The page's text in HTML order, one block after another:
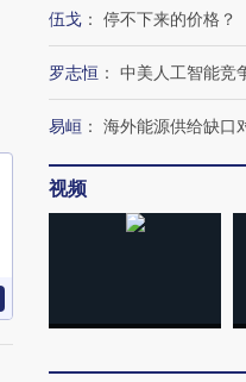
伍戈 ： 停不下来的价格？
罗志恒 ： 中美人工智能竞
易峘 ： 海外能源供给缺口
视频